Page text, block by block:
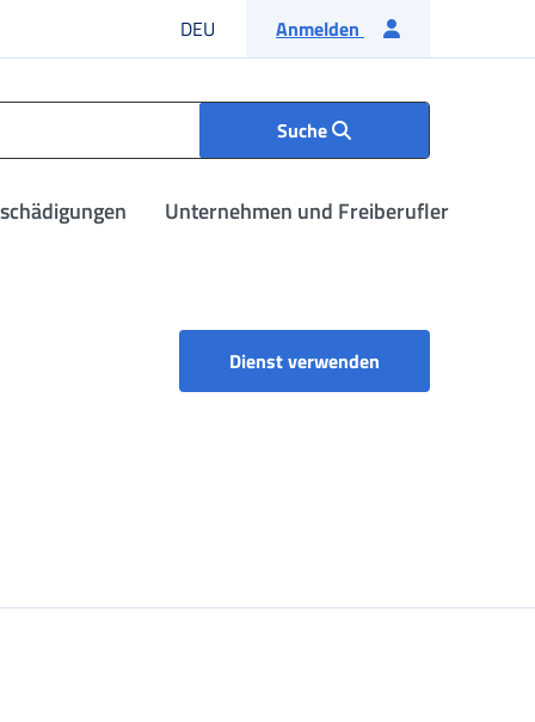
DEU Deutsche Sprache
Anmelden
Suche
Unternehmen und Freiberufler
Dienst verwenden